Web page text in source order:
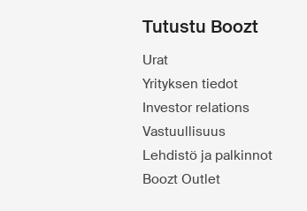
Tutustu Boozt
Urat
Yrityksen tiedot
Investor relations
Vastuullisuus
Lehdistö ja palkinnot
Boozt Outlet